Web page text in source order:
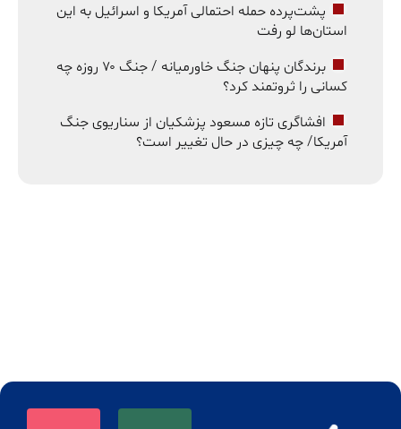
پشت‌پرده حمله احتمالی آمریکا و اسرائیل به این
استان‌ها لو رفت
برندگان پنهان جنگ خاورمیانه / جنگ ۷۰ روزه چه
کسانی را ثروتمند کرد؟
افشاگری تازه مسعود پزشکیان از سناریوی جنگ
آمریکا/ چه چیزی در حال تغییر است؟